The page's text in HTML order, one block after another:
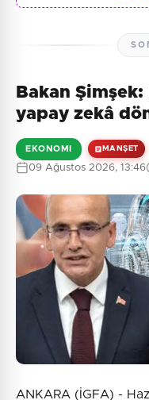
Bakan
yapay zekâ
EKONOMI MANŞET
09 Ağustos 2026, 13:46
ANKARA (İGFA) -